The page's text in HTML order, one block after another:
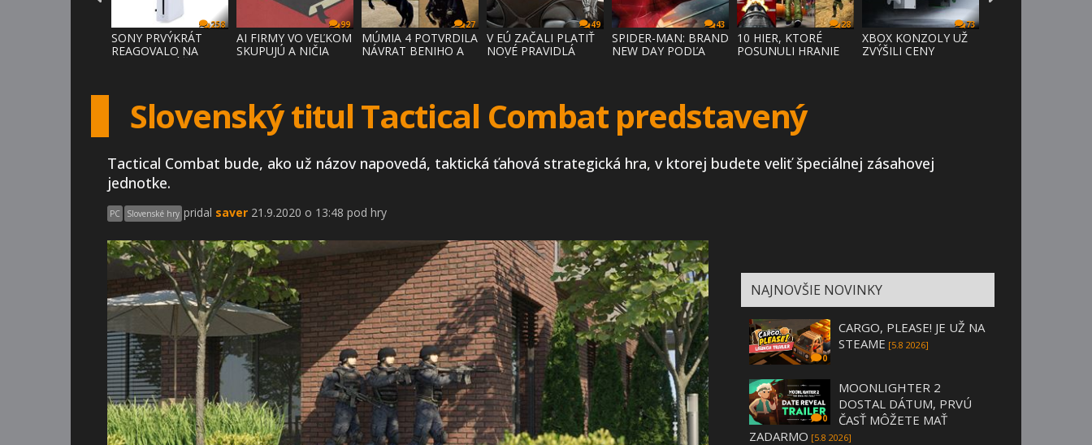
258
SONY PRVÝKRÁT
REAGOVALO NA
99
AI FIRMY VO VEĽKOM
SKUPUJÚ A NIČIA
27
MÚMIA 4 POTVRDILA
NÁVRAT BENIHO A
49
V EÚ ZAČALI PLATIŤ
NOVÉ PRAVIDLÁ
43
SPIDER-MAN: BRAND
NEW DAY PODĽA
28
10 HIER, KTORÉ
POSUNULI HRANIE
73
XBOX KONZOLY UŽ
ZVÝŠILI CENY
Slovenský titul Tactical Combat predstavený
Tactical Combat bude, ako už názov napovedá, taktická ťahová strategická hra, v ktorej budete veliť špeciálnej zásahovej
jednotke.
PC Slovenské hry pridal saver 21.9.2020 o 13:48 pod hry
NAJNOVŠIE NOVINKY
0
CARGO, PLEASE! JE UŽ NA
STEAME [5.8 2026]
0
MOONLIGHTER 2
DOSTAL DÁTUM, PRVÚ
ČASŤ MÔŽETE MAŤ
ZADARMO [5.8 2026]